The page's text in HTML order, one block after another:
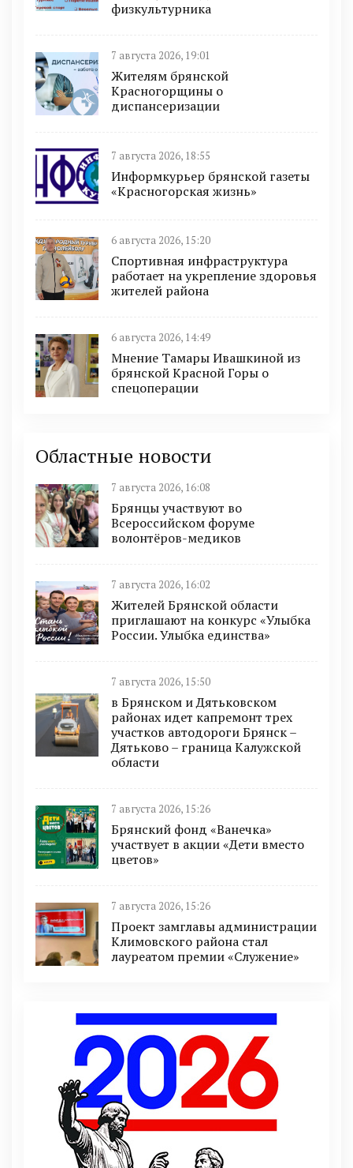
физкультурника
7 августа 2026, 19:01
Жителям брянской
Красногорщины о
диспансеризации
7 августа 2026, 18:55
Информкурьер брянской газеты
«Красногорская жизнь»
6 августа 2026, 15:20
Спортивная инфраструктура
работает на укрепление здоровья
жителей района
6 августа 2026, 14:49
Мнение Тамары Ивашкиной из
брянской Красной Горы о
спецоперации
Областные новости
7 августа 2026, 16:08
Брянцы участвуют во
Всероссийском форуме
волонтёров-медиков
7 августа 2026, 16:02
Жителей Брянской области
приглашают на конкурс «Улыбка
России. Улыбка единства»
7 августа 2026, 15:50
в Брянском и Дятьковском
районах идет капремонт трех
участков автодороги Брянск –
Дятьково – граница Калужской
области
7 августа 2026, 15:26
Брянский фонд «Ванечка»
участвует в акции «Дети вместо
цветов»
7 августа 2026, 15:26
Проект замглавы администрации
Климовского района стал
лауреатом премии «Служение»